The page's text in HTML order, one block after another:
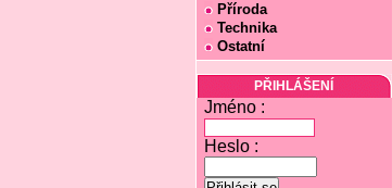
Příroda
Technika
Ostatní
PŘIHLÁŠENÍ
Jméno :
Heslo :